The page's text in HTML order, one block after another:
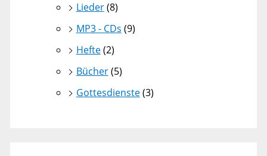
Lieder(8)
MP3 - CDs (9)
Hefte(2)
Bücher(5)
Gottesdienste(3)